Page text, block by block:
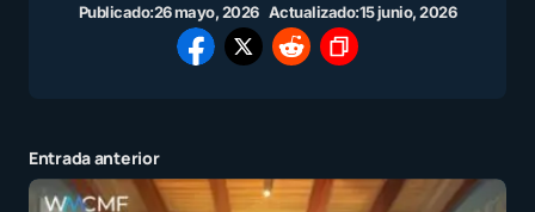
Publicado:26 mayo, 2026 Actualizado:15 junio, 2026
Entrada anterior